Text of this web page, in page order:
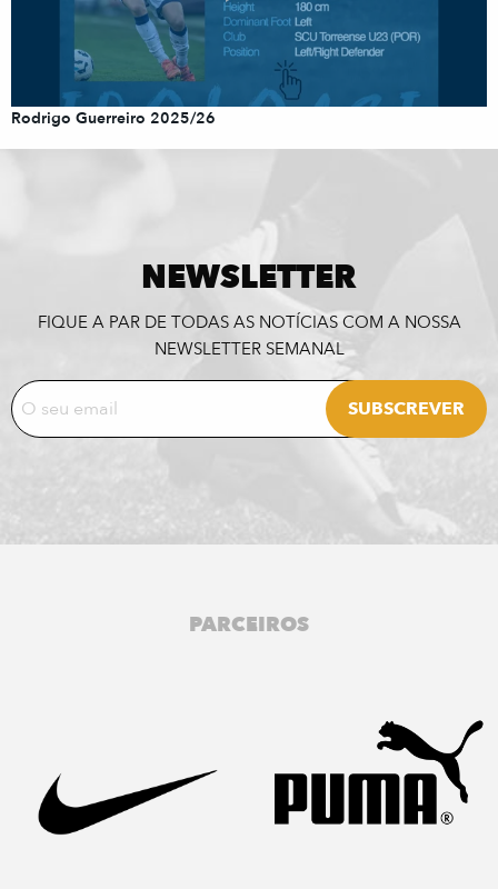
Rodrigo Guerreiro 2025/26
NEWSLETTER
FIQUE A PAR DE TODAS AS NOTÍCIAS COM A NOSSA
NEWSLETTER SEMANAL
PARCEIROS